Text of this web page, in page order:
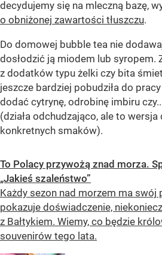
decydujemy się na mleczną bazę,
o obniżonej zawartości tłuszczu.
Do domowej bubble tea nie
dosłodzić ją miodem lub syropem.
z dodatków typu żelki czy bita
jeszcze bardziej pobudziła do
dodać cytrynę, odrobinę imbiru
(działa odchudzająco, ale to wersja
konkretnych smaków).
To Polacy przywożą znad morza.
„Jakieś szaleństwo”
Każdy sezon nad morzem ma
pokazuje doświadczenie,
z Bałtykiem. Wiemy, co będzie
souvenirów tego lata.